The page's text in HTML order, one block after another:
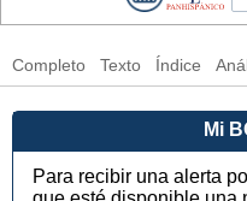
Completo Texto Índice
Mi
Para recibir una alerta